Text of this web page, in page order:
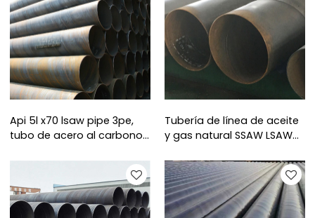
Api 5l x70 lsaw pipe 3pe,
tubo de acero al carbono
Tubería de línea de aceite
y gas natural SSAW LSAW